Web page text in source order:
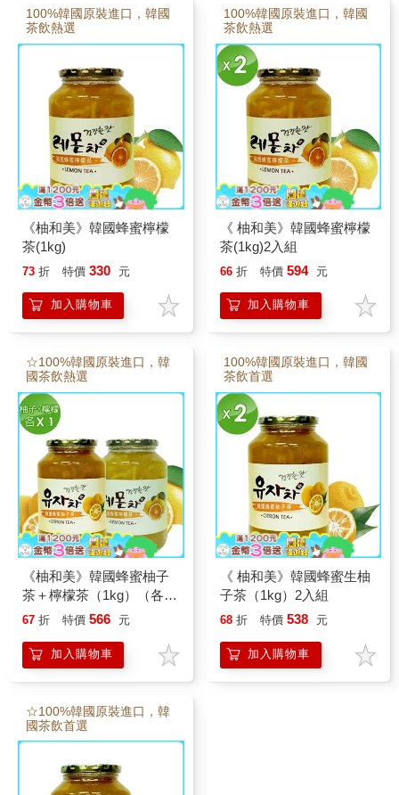
100%韓國原裝進口，韓國
茶飲熱選
《柚和美》韓國蜂蜜檸檬
茶(1kg)
73 折 特價 330 元
加入購物車
100%韓國原裝進口，韓國
茶飲熱選
《 柚和美》韓國蜂蜜檸檬
茶(1kg)2入組
66 折 特價 594 元
加入購物車
☆100%韓國原裝進口，韓
國茶飲熱選
《柚和美》韓國蜂蜜柚子
茶＋檸檬茶（1kg）（各1
入）
67 折 特價 566 元
加入購物車
100%韓國原裝進口，韓國
茶飲首選
《 柚和美》韓國蜂蜜生柚
子茶（1kg）2入組
68 折 特價 538 元
加入購物車
☆100%韓國原裝進口，韓
國茶飲首選